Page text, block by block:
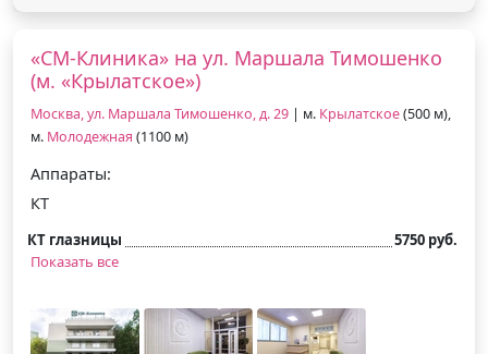
«СМ-Клиника» на ул. Маршала Тимошенко
(м. «Крылатское»)
Москва, ул. Маршала Тимошенко, д. 29 | м. Крылатское(500 м),
м. Молодежная (1100 м)
Аппараты:
КТ
КТ глазницы
5750 руб.
Показать все